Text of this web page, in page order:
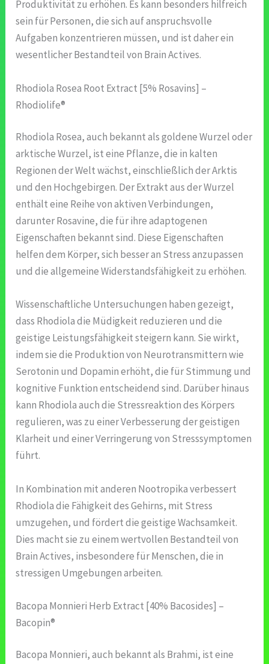
Produktivität zu erhöhen. Es kann besonders hilfreich
sein für Personen, die sich auf anspruchsvolle
Aufgaben konzentrieren müssen, und ist daher ein
wesentlicher Bestandteil von Brain Actives.
Rhodiola Rosea Root Extract [5% Rosavins] –
Rhodiolife®
Rhodiola Rosea, auch bekannt als goldene Wurzel oder
arktische Wurzel, ist eine Pflanze, die in kalten
Regionen der Welt wächst, einschließlich der Arktis
und den Hochgebirgen. Der Extrakt aus der Wurzel
enthält eine Reihe von aktiven Verbindungen,
darunter Rosavine, die für ihre adaptogenen
Eigenschaften bekannt sind. Diese Eigenschaften
helfen dem Körper, sich besser an Stress anzupassen
und die allgemeine Widerstandsfähigkeit zu erhöhen.
Wissenschaftliche Untersuchungen haben gezeigt,
dass Rhodiola die Müdigkeit reduzieren und die
geistige Leistungsfähigkeit steigern kann. Sie wirkt,
indem sie die Produktion von Neurotransmittern wie
Serotonin und Dopamin erhöht, die für Stimmung und
kognitive Funktion entscheidend sind. Darüber hinaus
kann Rhodiola auch die Stressreaktion des Körpers
regulieren, was zu einer Verbesserung der geistigen
Klarheit und einer Verringerung von Stresssymptomen
führt.
In Kombination mit anderen Nootropika verbessert
Rhodiola die Fähigkeit des Gehirns, mit Stress
umzugehen, und fördert die geistige Wachsamkeit.
Dies macht sie zu einem wertvollen Bestandteil von
Brain Actives, insbesondere für Menschen, die in
stressigen Umgebungen arbeiten.
Bacopa Monnieri Herb Extract [40% Bacosides] –
Bacopin®
Bacopa Monnieri, auch bekannt als Brahmi, ist eine